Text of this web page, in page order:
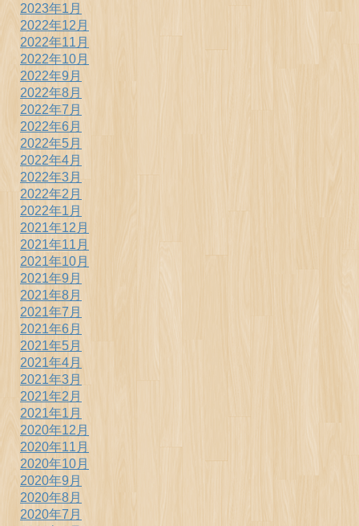
2023年1月
2022年12月
2022年11月
2022年10月
2022年9月
2022年8月
2022年7月
2022年6月
2022年5月
2022年4月
2022年3月
2022年2月
2022年1月
2021年12月
2021年11月
2021年10月
2021年9月
2021年8月
2021年7月
2021年6月
2021年5月
2021年4月
2021年3月
2021年2月
2021年1月
2020年12月
2020年11月
2020年10月
2020年9月
2020年8月
2020年7月